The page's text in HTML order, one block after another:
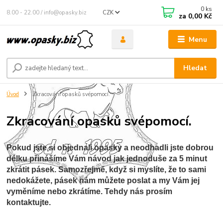
Menu
CZK
Hledat
8.00 - 22.00 / info@opasky.biz 0 ks
za 0,00 Kč
Úvod Zkracování opasků svépomocí.
Zkracování opasků svépomocí.
Pokud jstesiobjednaliopaskya neodhadli jstedobrou
délkupřinášímeVám návodjak jednodušeza5 minut
zkrátit pásek.Samozřejmě, kdyžsi myslíte,žetosami
nedokážete, páseknám můžete poslata myVám jej
vyměníme nebozkrátíme.Tehdy nás prosím
kontaktujte.